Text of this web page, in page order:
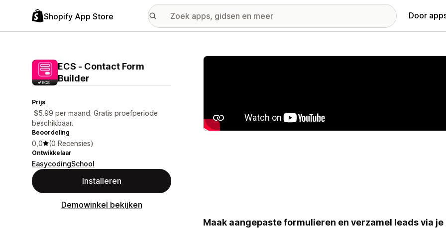
Shopify App Store Door
ECS ‑ Contact Form
Builder
Prijs
$5.99 per maand. Gratis proefperiode
beschikbaar.
Beoordeling
0,0 (0 Recensies)
Ontwikkelaar
EasycodingSchool
Installeren
Demowinkel bekijken
Galerij met uitgelichte afbeeldingen
Maak aangepaste formulieren en verzamel leads via